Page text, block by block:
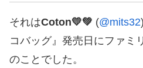
それはCoton💛💚 (@mits32
コバッグ』発売日にファミ
のことでした。